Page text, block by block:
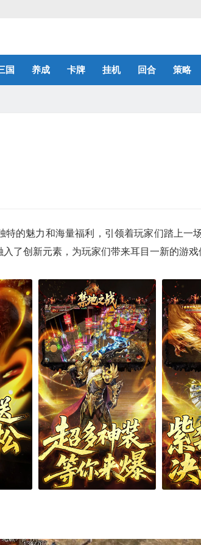
国 养成 卡牌 挂机 回合 策略
的魅力和海量福利，引领着玩家们踏上一
了创新元素，为玩家们带来耳目一新的游戏